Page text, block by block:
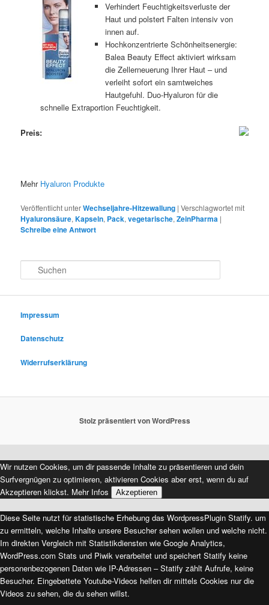
Verhindert Feuchtigkeitsverluste der
Haut und polstert Falten intensiv von
innen auf.
Hochkonzentrierte Schönheitsenergie:
Balea Beauty Effect aktiviert wirksam
die Zellerneuerung Ihrer Haut – und
verleiht sofort ein samtweiches
Hautgefuhl. Duo-Hyaluron für die
schnelle Extraportion Feuchtigkeit.
Preis:
Mehr Hyaluron Produkte
Veröffentlicht unterWechseljahre-Hitzewallung |Verschlagwortet mit
Hyaluronsäure,Kapseln, Pack,vegetarische,ZeinPharma |
Schreibe eine Antwort
u
e
Impressum
Datenschutz
Widerrufserklärung
Stolz präsentiert von WordPress
Wir nutzen Cookies, um dir passende Inhalte zu präsentieren und dein
Surfvergnügen zu optimieren, aktivieren Cookies aber erst, wenn du auf
Akzeptieren klickst. Mehr Infos Akzeptieren
Diese Seite nutzt für statistische Erhebung das WordpressPlugin Statify. um
zu ermitteln, welche Inhalte unsere Besucher sehen wollen und welche nicht.
Im direkten Vergleich mit Statistikdiensten wie Google Analytics,
WordPress.com Stats und Piwik verarbeitet und speichert Statify keine
personenbezogenen Daten wie IP-Adressen – Statify zählt Aufrufe, keine
Besucher. Eingebettete Youtube-Videos helfen dir mittels Cookies nur die
Videos zu sehen, die du sehen willst.